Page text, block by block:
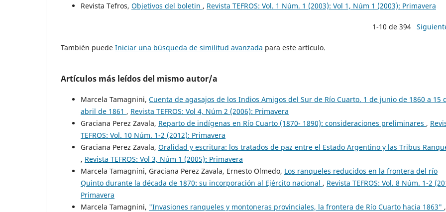
Revista Tefros, Objetivos del boletin , Revista TEFROS: Vol. 1 Núm. 1 (2003): Vol 1, Núm 1 (2003): Primavera
1-10 de 394
También puede Iniciar una búsqueda de similitud avanzada para este artículo.
Artículos más leídos del mismo autor/a
Marcela Tamagnini, Cuenta de agasajos de los Indios Amigos del Sur de Río Cuarto. 1 de junio de 1860 a 15
abril de 1861 , Revista TEFROS: Vol 4, Núm 2 (2006): Primavera
Graciana Perez Zavala, Reparto de indígenas en Río Cuarto (1870- 1890): consideraciones preliminares ,
TEFROS: Vol. 10 Núm. 1-2 (2012): Primavera
Graciana Perez Zavala, Oralidad y escritura: los tratados de paz entre el Estado Argentino y las Tribus
, Revista TEFROS: Vol 3, Núm 1 (2005): Primavera
Marcela Tamagnini, Graciana Perez Zavala, Ernesto Olmedo, Los ranqueles reducidos en la frontera del río
Quinto durante la década de 1870: su incorporación al Ejército nacional , Revista TEFROS: Vol. 8 Núm. 1-2
Primavera
Marcela Tamagnini, "Invasiones ranqueles y montoneras provinciales, la frontera de Río Cuarto hacia 1863" ,